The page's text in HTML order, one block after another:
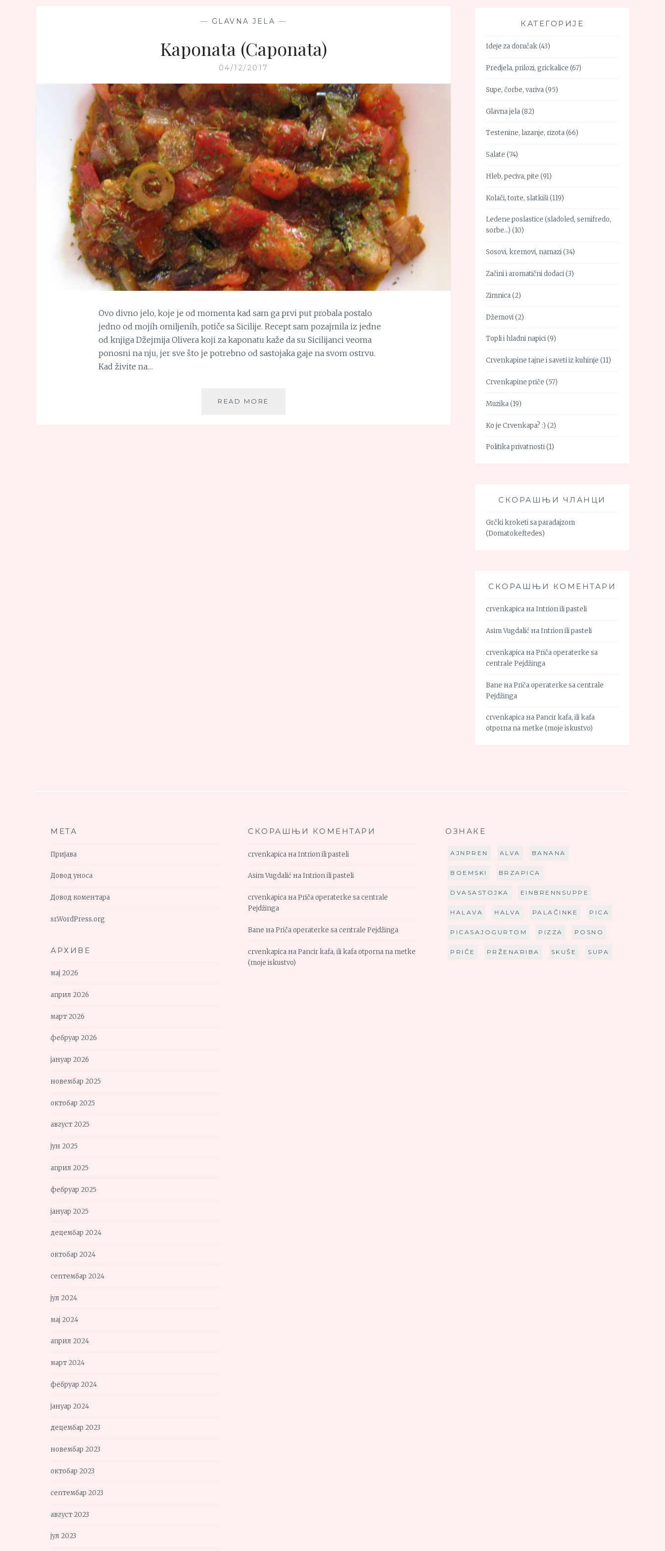
— GLAVNA JELA —
Kaponata (Caponata)
04/12/2017
Ovo divno jelo, koje je od momenta kad sam ga prvi put probala postalo
jedno od mojih omiljenih, potiče sa Sicilije. Recept sam pozajmila iz jedne
od knjiga Džejmija Olivera koji za kaponatu kaže da su Sicilijanci veoma
ponosni na nju, jer sve što je potrebno od sastojaka gaje na svom ostrvu.
Kad živite na…
READ MORE
КАТЕГОРИЈЕ
Ideje za doručak(43)
Predjela, prilozi, grickalice (67)
Supe, čorbe, variva(95)
Glavna jela(82)
Testenine, lazanje, rizota(66)
Salate (74)
Hleb, peciva, pite (91)
Kolači, torte, slatkiši(119)
Ledene poslastice (sladoled, semifredo,
sorbe…) (10)
Sosovi, kremovi, namazi(34)
Začini i aromatični dodaci(3)
Zimnica(2)
Džemovi(2)
Topli i hladni napici(9)
Crvenkapine tajne i saveti iz kuhinje (11)
Crvenkapine priče (57)
Muzika(19)
Ko je Crvenkapa? :) (2)
Politika privatnosti(1)
СКОРАШЊИ ЧЛАНЦИ
Grčki kroketi sa paradajzom
(Domatokeftedes)
СКОРАШЊИ КОМЕНТАРИ
crvenkapica наIntrion ili pasteli
Asim Vugdalić наIntrion ili pasteli
crvenkapica наPriča operaterke sa
centrale Pejdžinga
Bane наPriča operaterke sa centrale
Pejdžinga
crvenkapica наPancir kafa, ili kafa
otporna na metke (moje iskustvo)
МЕТА
Пријава
Довод уноса
Довод коментара
sr.WordPress.org
АРХИВЕ
мај 2026
април 2026
март 2026
фебруар 2026
јануар 2026
новембар 2025
октобар 2025
август 2025
јун 2025
април 2025
фебруар 2025
јануар 2025
децембар 2024
октобар 2024
септембар 2024
јул 2024
мај 2024
април 2024
март 2024
фебруар 2024
јануар 2024
децембар 2023
новембар 2023
октобар 2023
септембар 2023
август 2023
јул 2023
СКОРАШЊИ КОМЕНТАРИ
crvenkapica наIntrion ili pasteli
Asim Vugdalić наIntrion ili pasteli
crvenkapica наPriča operaterke sa centrale
Pejdžinga
Bane наPriča operaterke sa centrale Pejdžinga
crvenkapica наPancir kafa, ili kafa otporna na metke
(moje iskustvo)
ОЗНАКЕ
AJNPREN ALVA BANANA
BOEMSKI BRZAPICA
DVASASTOJKA EINBRENNSUPPE
HALAVA HALVA PALAČINKE PICA
PICASAJOGURTOM PIZZA POSNO
PRIČE PRŽENARIBA SKUŠE SUPA